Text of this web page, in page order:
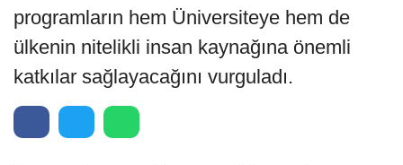
programların hem Üniversiteye hem de
ülkenin nitelikli insan kaynağına önemli
katkılar sağlayacağını vurguladı.